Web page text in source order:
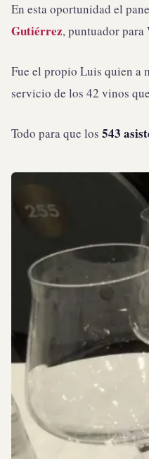
En esta oportunidad el
Gutiérrez, puntuador
Fue el propio Luis quien a
servicio de los 42 vinos
Todo para que los 543